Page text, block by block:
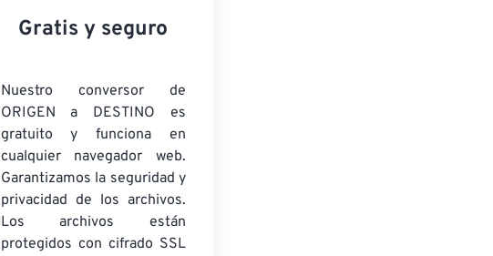
Gratis y seguro
Nuestro conversor de
ORIGEN a DESTINO es
gratuito y funciona en
cualquier navegador web.
Garantizamos la seguridad y
privacidad de los archivos.
Los archivos están
protegidos con cifrado SSL